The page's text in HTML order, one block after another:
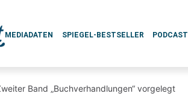
MEDIADATEN SPIEGEL-BESTSELLER PODCAST
Band „Buchverhandlungen“ vorgelegt